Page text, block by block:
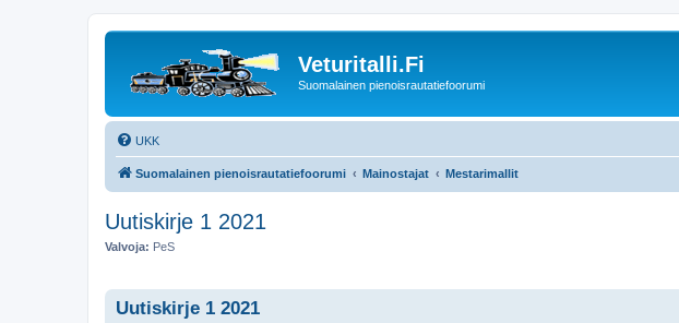
Veturitalli.Fi
Suomalainen pienoisrautatiefoorumi
UKK
Suomalainen pienoisrautatiefoorumi Mainostajat Mestarimallit
Uutiskirje 1 2021
Valvoja: PeS
Uutiskirje 1 2021